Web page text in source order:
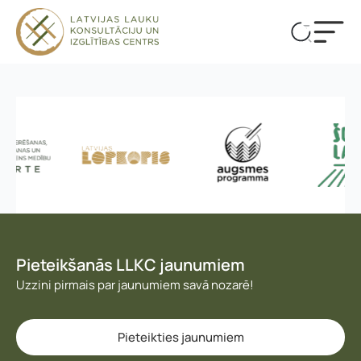
Pieteikšanās LLKC jaunumiem
Uzzini pirmais par jaunumiem savā nozarē!
Pieteikties jaunumiem
Vārds, uzvārds